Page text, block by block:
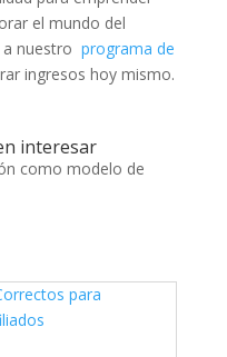
el mundo del
nuestro programa de
ingresos hoy mismo.
interesar
como modelo de